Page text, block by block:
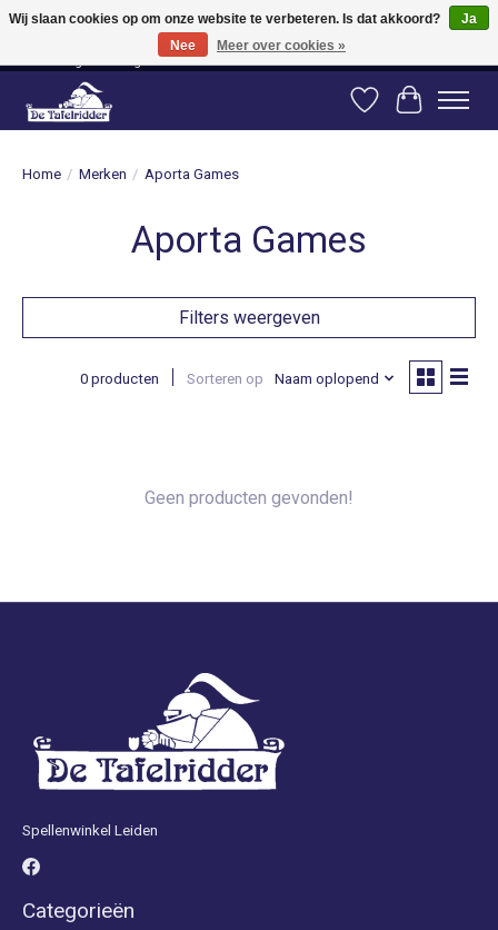
Vanaf 80 euro gratis verzending binnen Nederland! Vanaf 100 euro gratis
verzending naar België en Duitsland!
Verlanglijst
Home / Merken / Aporta Games
Aporta Games
Filters weergeven
0 producten Sorteren op Naam oplopend
Geen producten gevonden!
Spellenwinkel Leiden
Categorieën
Wij slaan cookies op om onze website te verbeteren. Is dat akkoord?
Ja
Nee
Meer over cookies »